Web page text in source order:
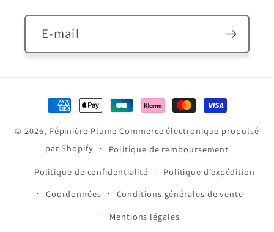
E-mail
Moyens
de
paiement
© 2026, Pépinière Plume Commerce électronique propulsé
par Shopify
Politique de remboursement
Politique de confidentialité
Politique d’expédition
Coordonnées
Conditions générales de vente
Mentions légales